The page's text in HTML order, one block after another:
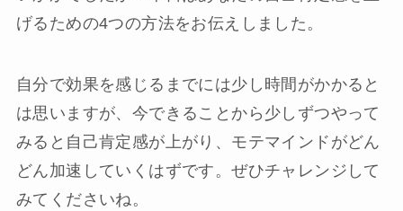
げるための4つの方法をお伝えしました。
自分で効果を感じるまでには少し時間がかかると
は思いますが、今できることから少しずつやって
みると自己肯定感が上がり、モテマインドがどん
どん加速していくはずです。ぜひチャレンジして
みてくださいね。